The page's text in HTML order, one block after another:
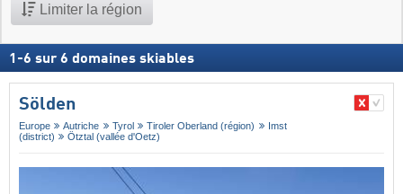
Limiter la région
1 -6 sur 6 domaines skiables
Sölden
Europe Autriche Tyrol Tiroler Oberland (région)
Imst
(district)
Ötztal (vallée d'Oetz)